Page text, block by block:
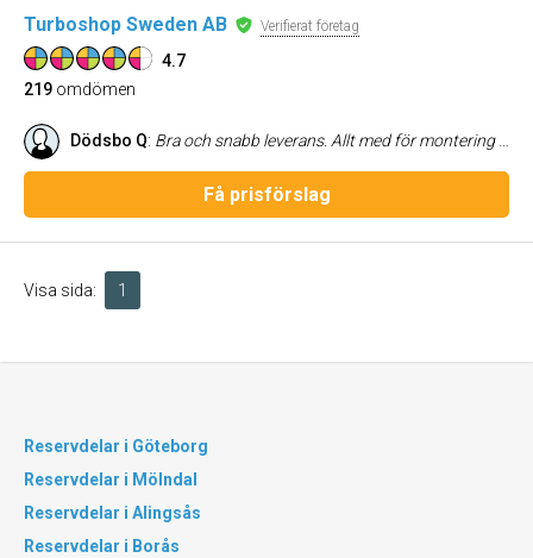
Turboshop Sweden AB Verifierat företag
4.7
219 omdömen
Dödsbo Q: Bra och snabb leverans. Allt med för montering vilket var extra bra
Få prisförslag
Visa sida: 1
Reservdelar i Göteborg
Reservdelar i Mölndal
Reservdelar i Alingsås
Reservdelar i Borås